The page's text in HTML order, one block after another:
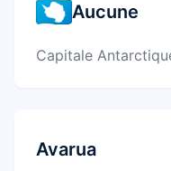
Aucune
Capitale
Avarua